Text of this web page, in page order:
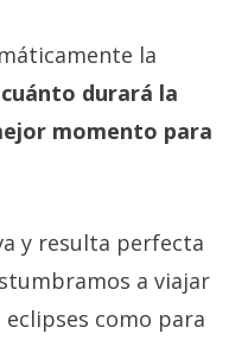
la
durará la
momento para
y resulta perfecta
a viajar
como para